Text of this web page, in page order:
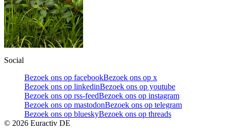
Social
Bezoek ons op facebookBezoek ons op x
Bezoek ons op linkedinBezoek ons op youtube
Bezoek ons op rss-feedBezoek ons op instagram
Bezoek ons op mastodonBezoek ons op telegram
Bezoek ons op blueskyBezoek ons op threads
© 2026 Euractiv DE